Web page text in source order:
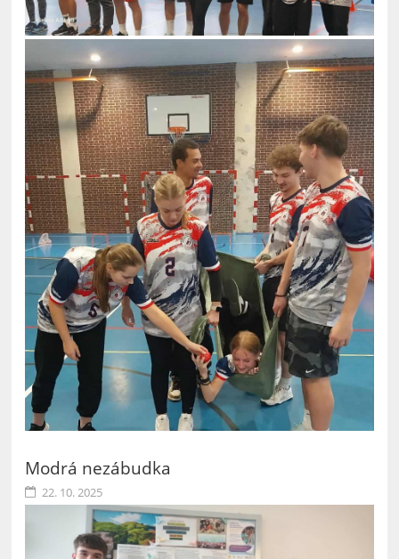
Modrá nezábudka
22. 10. 2025